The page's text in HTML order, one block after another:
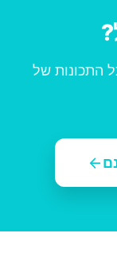
התכונות של
arrow_back